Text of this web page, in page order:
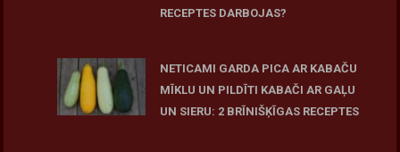
RECEPTES DARBOJAS?
NETICAMI GARDA PICA AR KABAČU
MĪKLU UN PILDĪTI KABAČI AR GAĻU
UN SIERU: 2 BRĪNIŠĶĪGAS RECEPTES